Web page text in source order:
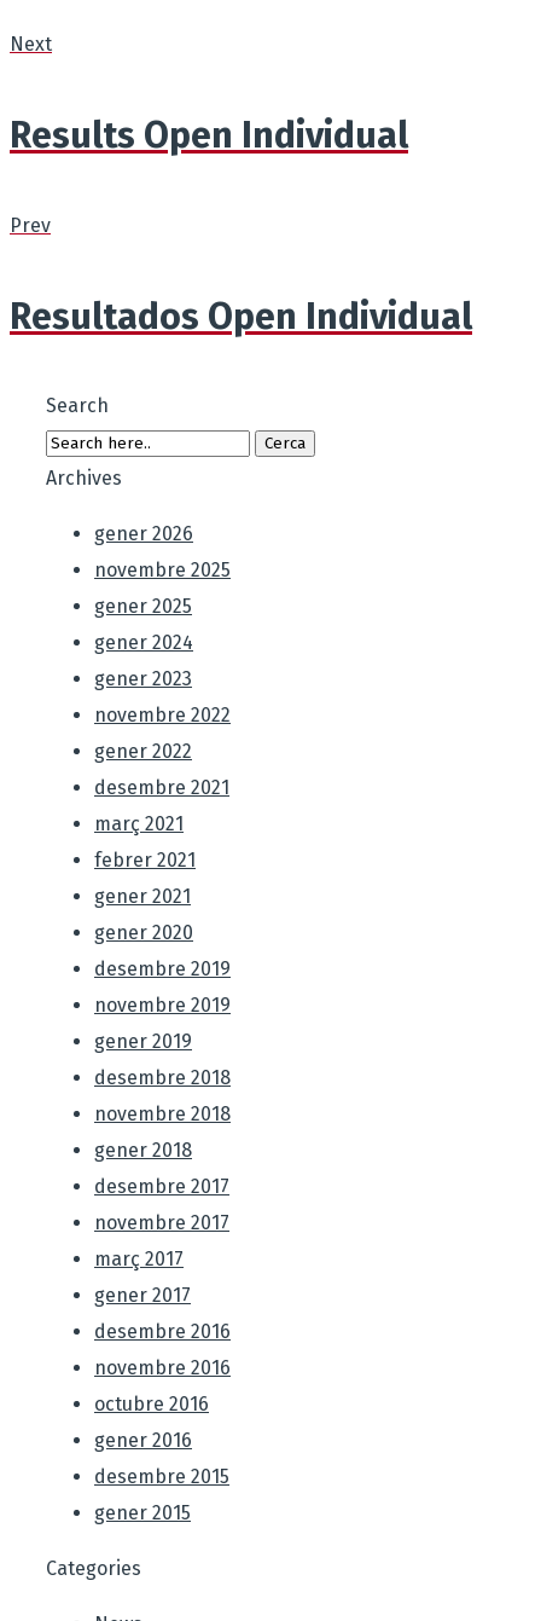
Next
Results Open Individual
Prev
Resultados Open Individual
Search
Archives
gener 2026
novembre 2025
gener 2025
gener 2024
gener 2023
novembre 2022
gener 2022
desembre 2021
març 2021
febrer 2021
gener 2021
gener 2020
desembre 2019
novembre 2019
gener 2019
desembre 2018
novembre 2018
gener 2018
desembre 2017
novembre 2017
març 2017
gener 2017
desembre 2016
novembre 2016
octubre 2016
gener 2016
desembre 2015
gener 2015
Categories